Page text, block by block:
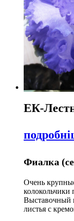
ЕК-
Фиалка
Очень
колокольчики
Выставочный
листья с